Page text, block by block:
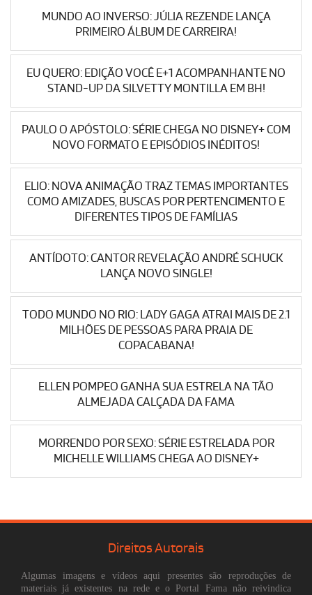
MUNDO AO INVERSO: JÚLIA REZENDE LANÇA
PRIMEIRO ÁLBUM DE CARREIRA!
EU QUERO: EDIÇÃO VOCÊ E+1 ACOMPANHANTE NO
STAND-UP DA SILVETTY MONTILLA EM BH!
PAULO O APÓSTOLO: SÉRIE CHEGA NO DISNEY+ COM
NOVO FORMATO E EPISÓDIOS INÉDITOS!
ELIO: NOVA ANIMAÇÃO TRAZ TEMAS IMPORTANTES
COMO AMIZADES, BUSCAS POR PERTENCIMENTO E
DIFERENTES TIPOS DE FAMÍLIAS
ANTÍDOTO: CANTOR REVELAÇÃO ANDRÉ SCHUCK
LANÇA NOVO SINGLE!
TODO MUNDO NO RIO: LADY GAGA ATRAI MAIS DE 2.1
MILHÕES DE PESSOAS PARA PRAIA DE
COPACABANA!
ELLEN POMPEO GANHA SUA ESTRELA NA TÃO
ALMEJADA CALÇADA DA FAMA
MORRENDO POR SEXO: SÉRIE ESTRELADA POR
MICHELLE WILLIAMS CHEGA AO DISNEY+
Direitos Autorais
Algumas imagens e vídeos aqui presentes são reproduções de
materiais já existentes na rede e o Portal Fama não reivindica